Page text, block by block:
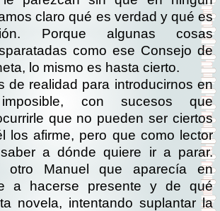
claro qué es verdad y qué es
Porque algunas cosas
como ese Consejo de
lo mismo es hasta cierto.
de realidad para introducirnos en
con sucesos que
que no pueden ser ciertos
los afirme, pero que como lector
a dónde quiere ir a parar.
otro Manuel que aparecía en
a hacerse presente y de qué
novela, intentando suplantar la